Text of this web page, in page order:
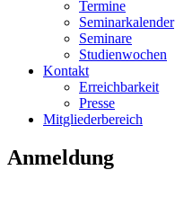
Termine
Seminarkalender
Seminare
Studienwochen
Kontakt
Erreichbarkeit
Presse
Mitgliederbereich
Anmeldung